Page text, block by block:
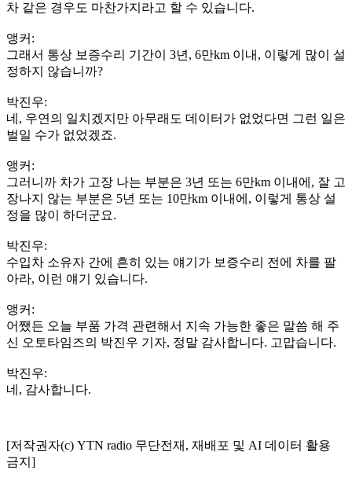
차 같은 경우도 마찬가지라고 할 수 있습니다.
앵커:
그래서 통상 보증수리 기간이 3년, 6만km 이내, 이렇게 많이 설
정하지 않습니까?
박진우:
네, 우연의 일치겠지만 아무래도 데이터가 없었다면 그런 일은
벌일 수가 없었겠죠.
앵커:
그러니까 차가 고장 나는 부분은 3년 또는 6만km 이내에, 잘 고
장나지 않는 부분은 5년 또는 10만km 이내에, 이렇게 통상 설
정을 많이 하더군요.
박진우:
수입차 소유자 간에 흔히 있는 얘기가 보증수리 전에 차를 팔
아라, 이런 얘기 있습니다.
앵커:
어쨌든 오늘 부품 가격 관련해서 지속 가능한 좋은 말씀 해 주
신 오토타임즈의 박진우 기자, 정말 감사합니다. 고맙습니다.
박진우:
네, 감사합니다.
[저작권자(c) YTN radio 무단전재, 재배포 및 AI 데이터 활용
금지]